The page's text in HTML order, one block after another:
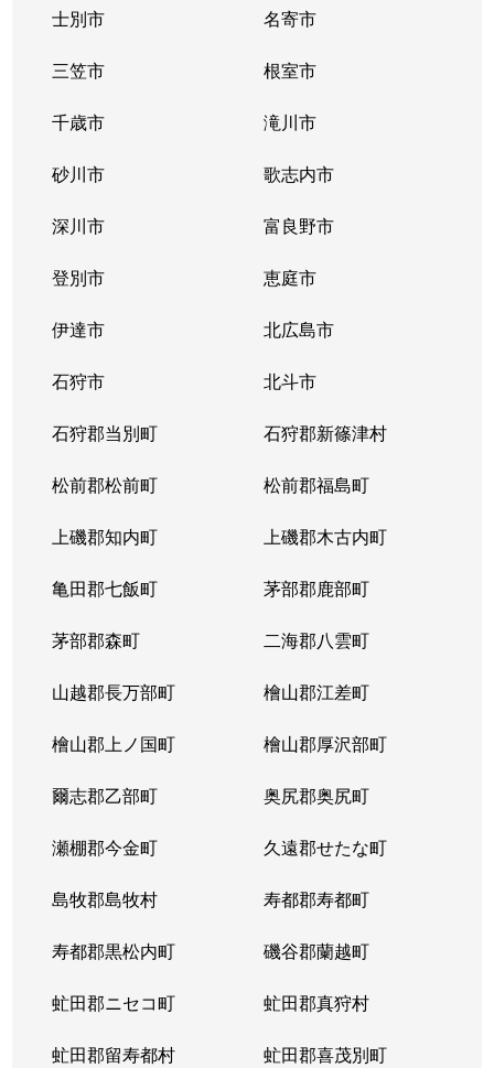
北４０条東
栄町(札幌)
北４１条東
麻生
北４２条東
栄町(札幌)
北４３条東
栄町(札幌)
北４３条東
栄町(札幌)
北４６条東
栄町(札幌)
北４６条東
栄町(札幌)
東苗穂５条
元町(札幌)
伏古４条
環状通東
本町２条
環状通東
士別市 名寄市
三笠市 根室市
千歳市 滝川市
砂川市 歌志内市
深川市 富良野市
登別市 恵庭市
伊達市 北広島市
石狩市 北斗市
石狩郡当別町 石狩郡新篠津村
松前郡松前町 松前郡福島町
上磯郡知内町 上磯郡木古内町
亀田郡七飯町 茅部郡鹿部町
茅部郡森町 二海郡八雲町
山越郡長万部町 檜山郡江差町
檜山郡上ノ国町 檜山郡厚沢部町
爾志郡乙部町 奥尻郡奥尻町
瀬棚郡今金町 久遠郡せたな町
島牧郡島牧村 寿都郡寿都町
寿都郡黒松内町 磯谷郡蘭越町
虻田郡ニセコ町 虻田郡真狩村
虻田郡留寿都村 虻田郡喜茂別町